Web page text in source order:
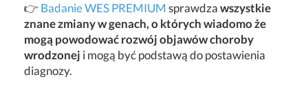
👉 Badanie WES PREMIUMsprawdzawszystkie
znane zmiany w genach, o których wiadomo że
mogą powodować rozwój objawów choroby
wrodzonej i mogą być podstawą do postawienia
diagnozy.